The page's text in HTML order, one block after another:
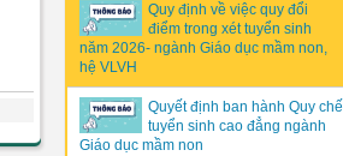
Quy định về việc quy đổi
điểm trong xét tuyển sinh
năm 2026- ngành Giáo dục mầm non,
hệ VLVH
Quyết định ban hành Quy chế
tuyển sinh cao đẳng ngành
Giáo dục mầm non